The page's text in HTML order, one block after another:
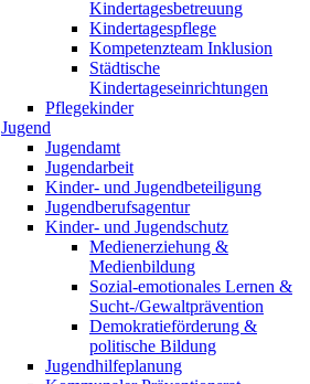
Kindertagesbetreuung
Kindertagespflege
Kompetenzteam Inklusion
Städtische
Kindertageseinrichtungen
Pflegekinder
Jugend
Jugendamt
Jugendarbeit
Kinder- und Jugendbeteiligung
Jugendberufsagentur
Kinder- und Jugendschutz
Medienerziehung &
Medienbildung
Sozial-emotionales Lernen &
Sucht-/Gewaltprävention
Demokratieförderung &
politische Bildung
Jugendhilfeplanung